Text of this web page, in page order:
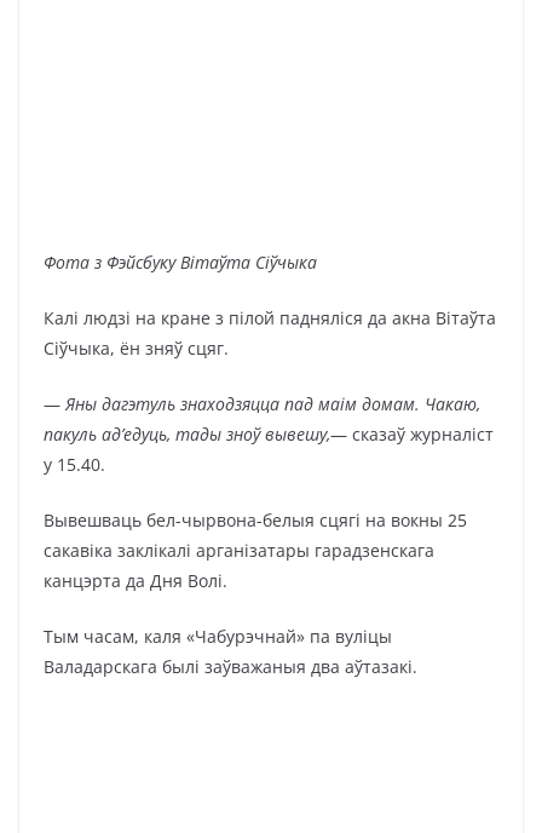
Фота з Фэйсбуку Вітаўта Сіўчыка
Калі людзі на кране з пілой падняліся да акна Вітаўта
Сіўчыка, ён зняў сцяг.
— Яны дагэтуль знаходзяцца пад маім домам. Чакаю,
пакуль ад’едуць, тады зноў вывешу,— сказаў журналіст
у 15.40.
Вывешваць бел-чырвона-белыя сцягі на вокны 25
сакавіка заклікалі арганізатары гарадзенскага
канцэрта да Дня Волі.
Тым часам, каля «Чабурэчнай» па вуліцы
Валадарскага былі заўважаныя два аўтазакі.